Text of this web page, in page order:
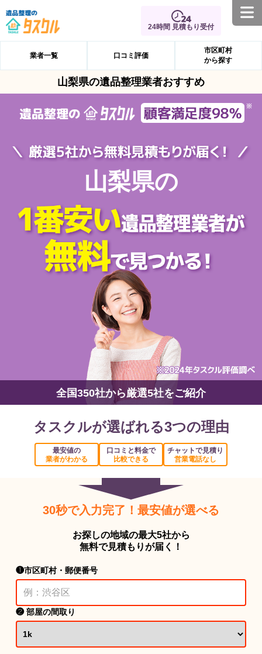
24時間 見積もり受付
業者一覧 口コミ評価
市区町村
から探す
山梨県の遺品整理業者おすすめ
山梨県の
全国350社から厳選5社をご紹介
タスクルが選ばれる3つの理由
最安値の
業者がわかる
口コミと料金で
比較できる
チャットで見積り
営業電話なし
30秒で入力完了！最安値が選べる
お探しの地域の最大5社から
無料で見積もりが届く！
❶市区町村・郵便番号
❷ 部屋の間取り